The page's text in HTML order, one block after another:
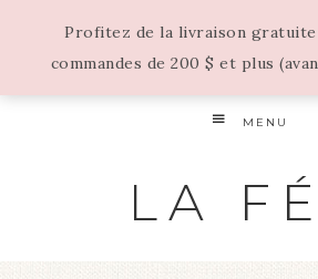
Profitez de la livraison
commandes de 200 $ et plus
MENU
LA